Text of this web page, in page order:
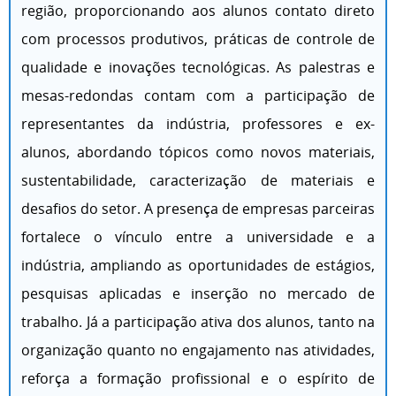
região, proporcionando aos alunos contato direto
com processos produtivos, práticas de controle de
qualidade e inovações tecnológicas. As palestras e
mesas-redondas contam com a participação de
representantes da indústria, professores e ex-
alunos, abordando tópicos como novos materiais,
sustentabilidade, caracterização de materiais e
desafios do setor. A presença de empresas parceiras
fortalece o vínculo entre a universidade e a
indústria, ampliando as oportunidades de estágios,
pesquisas aplicadas e inserção no mercado de
trabalho. Já a participação ativa dos alunos, tanto na
organização quanto no engajamento nas atividades,
reforça a formação profissional e o espírito de